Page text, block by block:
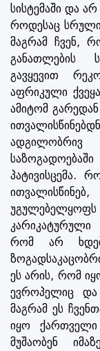
სისტემაში და
როდესაც
მაგრამ ჩვენ,
განათლების
გავყევით
აფრიკული
ამიტომ
ადგილობრივ
პატივისცემა.
კარიკატურული
რომ არ
ეს არის, რომ
ევროპელიც
მაგრამ ეს
იყო
მუშაობენ